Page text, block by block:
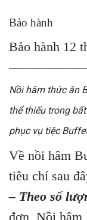
Bảo hành
Bảo hành 12
Nồi hâm thức ăn
thể thiếu trong
phục vụ tiệc
Về nồi hâm
tiêu chí sau
– Theo số